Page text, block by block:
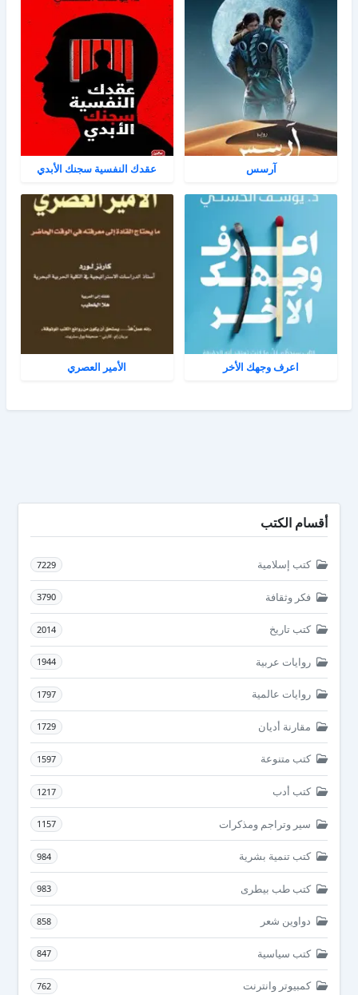
آرسس عقدك النفسية سجنك الأبدي
اعرف وجهك الأخر الأمير العصري
أقسام الكتب
كتب إسلامية 7229
فكر وثقافة 3790
كتب تاريخ 2014
روايات عربية 1944
روايات عالمية 1797
مقارنة أديان 1729
كتب متنوعة 1597
كتب أدب 1217
سير وتراجم ومذكرات 1157
كتب تنمية بشرية 984
كتب طب بيطرى 983
دواوين شعر 858
كتب سياسية 847
كمبيوتر وانترنت 762